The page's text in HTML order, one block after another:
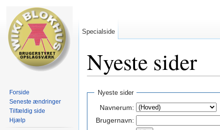
Nyeste sider
Nyeste sider
Navnerum:
Brugernavn:
Specialside
Forside
Seneste ændringer
Tilfældig side
Hjælp